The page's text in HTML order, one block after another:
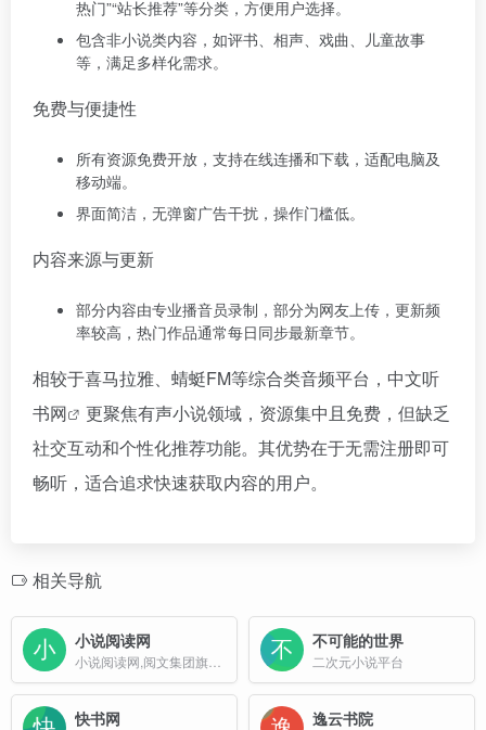
热门”“站长推荐”等分类，方便用户选择。
包含非小说类内容，如评书、相声、戏曲、儿童故事
等，满足多样化需求。
免费与便捷性
所有资源免费开放，支持在线连播和下载，适配电脑及
移动端。
界面简洁，无弹窗广告干扰，操作门槛低。
内容来源与更新
部分内容由专业播音员录制，部分为网友上传，更新频
率较高，热门作品通常每日同步最新章节。
相较于喜马拉雅、蜻蜓FM等综合类音频平台，中文听
书网
更聚焦有声小说领域，资源集中且免费，但缺乏
社交互动和个性化推荐功能。其优势在于无需注册即可
畅听，适合追求快速获取内容的用户。
相关导航
小说阅读网 不可能的世界
二次元小说平台
快书网 逸云书院